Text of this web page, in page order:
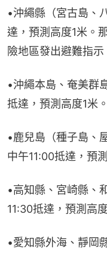
•沖繩縣（宮古島、
達，預測高度1米。
險地區發出避難指
•沖繩本島、奄美群
抵達，預測高度1米。
•鹿兒島（種子島、
中午11:00抵達，預
•高知縣、宮崎縣、
11:30抵達，預測高
•愛知縣外海、靜岡